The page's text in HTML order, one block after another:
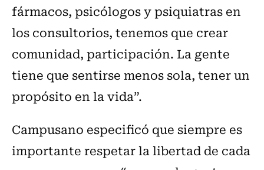
fármacos, psicólogos y psiquiatras en
los consultorios, tenemos que crear
comunidad, participación. La gente
tiene que sentirse menos sola, tener un
propósito en la vida”.
Campusano especificó que siempre es
importante respetar la libertad de cada